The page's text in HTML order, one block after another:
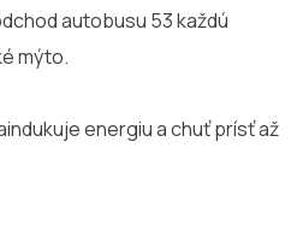
autobusu 53 každú
mýto.
energiu a chuť prísť až